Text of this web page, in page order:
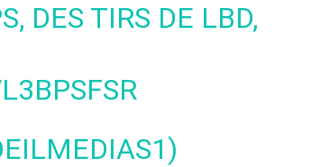
DES TIRS DE LBD,